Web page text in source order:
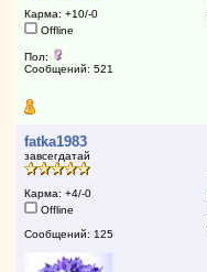
Карма: +10/-0
Offline
Пол:
Сообщений: 521
fatka1983
завсегдатай
Карма: +4/-0
Offline
Сообщений: 125